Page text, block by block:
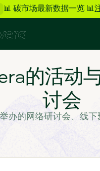
📊 碳市场最新数据一览 📊
的活动
讨会
办的网络研讨会、线